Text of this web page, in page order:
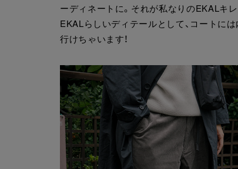
ーディネートに。それが私なりのEKALキ
EKALらしいディテールとして、コートに
行けちゃいます！